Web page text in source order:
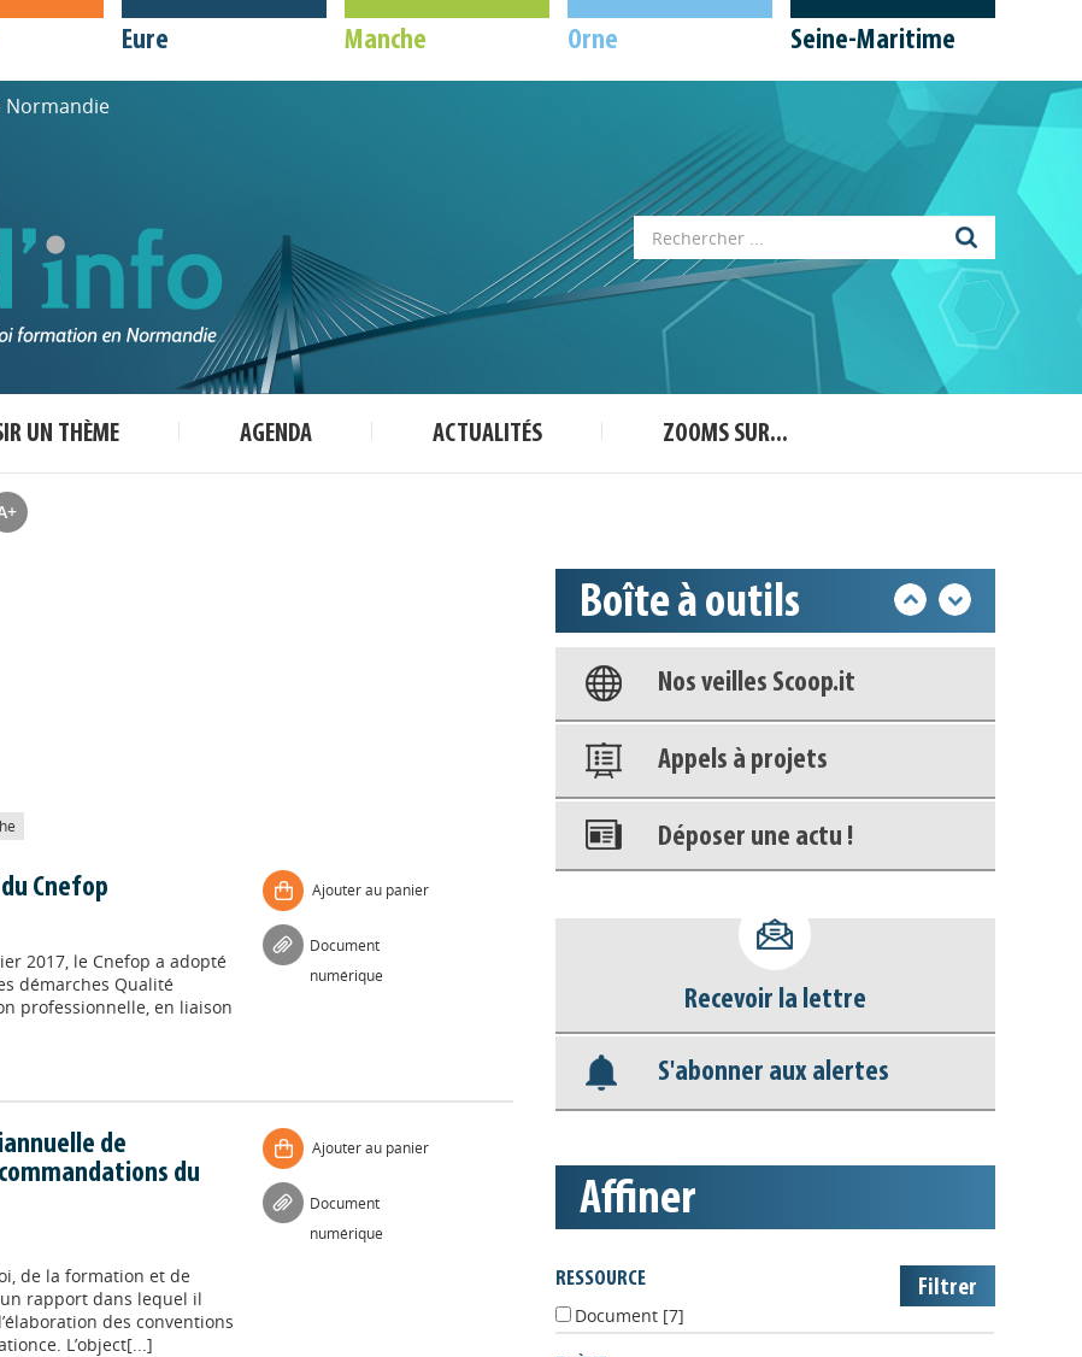
Eure Manche Orne Seine-Maritime
Normandie
UN THÈME AGENDA ACTUALITÉS ZOOMS SUR...
Cnefop
2017, le Cnefop a adopté
démarches Qualité
professionnelle, en liaison
Ajouter au panier
Document
numérique
de
du
de la formation et de
rapport dans lequel il
des conventions
L’object[...]
Ajouter au panier
Document
numérique
Boîte à outils
Appels à projets
Accéder à son compte - (Se
Base documentaire
Nos veilles Scoop.it
Appels à projets
Déposer une actu !
Accéder à son compte - (Se
Base documentaire
affiner
RESSOURCE
Document[7]